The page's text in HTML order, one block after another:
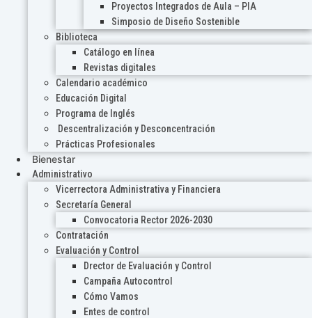
Proyectos Integrados de Aula – PIA
Simposio de Diseño Sostenible
Biblioteca
Catálogo en línea
Revistas digitales
Calendario académico
Educación Digital
Programa de Inglés
Descentralización y Desconcentración
Prácticas Profesionales
Bienestar
Administrativo
Vicerrectora Administrativa y Financiera
Secretaría General
Convocatoria Rector 2026-2030
Contratación
Evaluación y Control
Drector de Evaluación y Control
Campaña Autocontrol
Cómo Vamos
Entes de control